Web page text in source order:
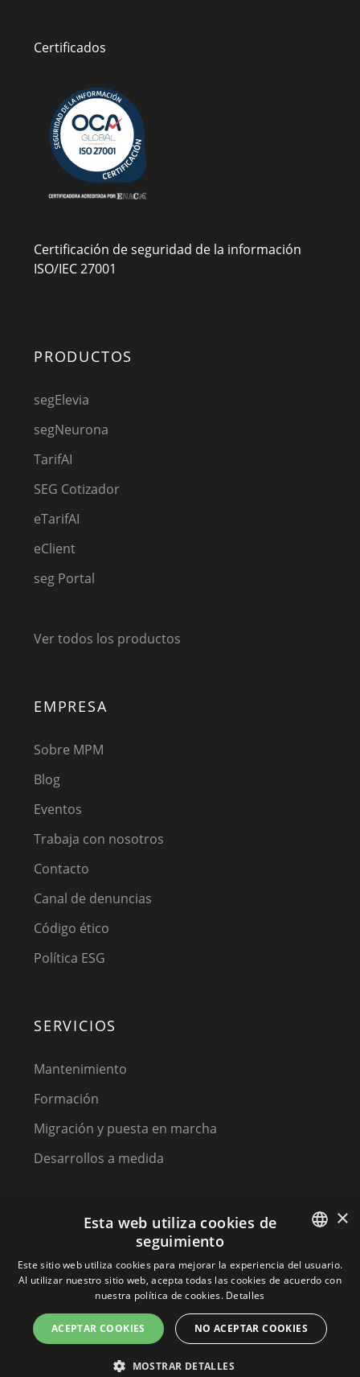
Certificados
Certificación de seguridad de la información
ISO/IEC 27001
PRODUCTOS
segElevia
segNeurona
TarifAI
SEG Cotizador
eTarifAI
eClient
seg Portal
Ver todos los productos
EMPRESA
Sobre MPM
Blog
Eventos
Trabaja con nosotros
Contacto
Canal de denuncias
Código ético
Política ESG
SERVICIOS
Mantenimiento
Formación
Migración y puesta en marcha
Desarrollos a medida
(C) 2023, MPM SOFTWARE, a KIREY GROUP COMPANY
Terminos y condiciones
SPANISH
PORTUGUESE
×
Esta web utiliza cookies de
seguimiento
Este sitio web utiliza cookies para mejorar la experiencia del usuario.
Al utilizar nuestro sitio web, acepta todas las cookies de acuerdo con
nuestra política de cookies. Detalles
ACEPTAR COOKIES NO ACEPTAR COOKIES
MOSTRAR DETALLES